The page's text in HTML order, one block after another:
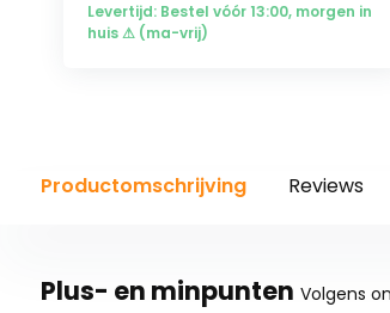
Levertijd: Bestel vóór 13:00, morgen in
huis ⚠ (ma-vrij)
Productomschrijving Reviews
Plus- en minpunten Volgens